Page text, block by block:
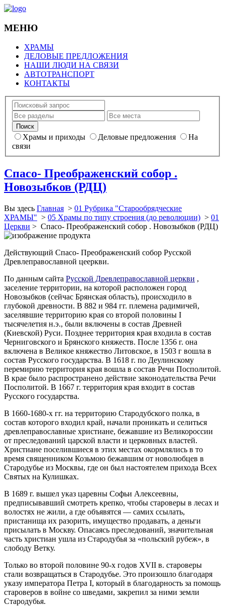
МЕНЮ
ХРАМЫ
ДЕЛОВЫЕ ПРЕДЛОЖЕНИЯ
НАШИ ЛЮДИ НА СВЯЗИ
АВТОТРАНСПОРТ
КОНТАКТЫ
Храмы и приходы Деловые предложения
На
связи
Спасо- Преображенский собор .
Новозыбков (РДЦ)
Вы здесь Главная > 01 Рубрика "Старообрядческие
ХРАМЫ" > 05 Храмы по типу строения (до революции) > 01
Церкви > Спасо- Преображенский собор . Новозыбков (РДЦ)
Действующий Спасо- Преображенский собор Русской
Древлеправославной цееркви.
По данным сайта Русской Древлеправославной церкви ,
заселение территории, на которой расположен город
Новозыбков (сейчас Брянская область), происходило в
глубокой древности. В 882 и 984 гг. племена радимичей,
заселявшие территорию края со второй половины I
тысячелетия н.э., были включены в состав Древней
(Киевской) Руси. Позднее территория края входила в состав
Черниговского и Брянского княжеств. После 1356 г. она
включена в Великое княжество Литовское, в 1503 г вошла в
состав Русского государства. В 1618 г. по Деулинскому
перемирию территория края вошла в состав Речи Посполитой.
В крае было распространено действие законодательства Речи
Посполитой. В 1667 г. территория края входит в состав
Русского государства.
В 1660-1680-х гг. на территорию Стародубского полка, в
состав которого входил край, начали проникать и селиться
древлеправославные христиане, бежавшие из Великороссии
от преследований царской власти и церковных властей.
Христиане поселившиеся в этих местах окормлялись в то
время священником Козьмою бежавшим от новолюбцев в
Стародубье из Москвы, где он был настоятелем прихода Всех
Святых на Кулишках.
В 1689 г. вышел указ царевны Софьи Алексеевны,
предписывавший смотреть крепко, чтобы староверы в лесах и
волостях не жили, а где объявятся — самих ссылать,
пристанища их разорить, имущество продавать, а деньги
присылать в Москву. Опасаясь преследований, значительная
часть христиан ушла из Стародубья за «польский рубеж», в
слободу Ветку.
Только во второй половине 90-х годов XVII в. староверы
стали возвращаться в Стародубье. Это произошло благодаря
указу императора Петра I, который в благодарность за помощь
староверов в войне со шведами, закрепил за ними земли
Стародубья.